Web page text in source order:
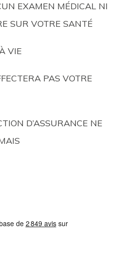
EXAMEN MÉDICAL NI
SUR VOTRE SANTÉ
VIE
PAS VOTRE
D’ASSURANCE NE